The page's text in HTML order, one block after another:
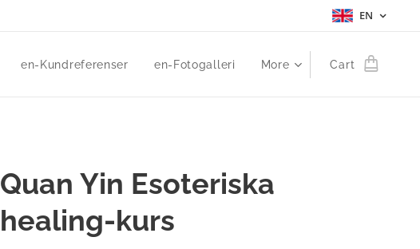
EN
en-Kundreferenser en-Fotogalleri More Cart
Quan Yin Esoteriska
healing-kurs